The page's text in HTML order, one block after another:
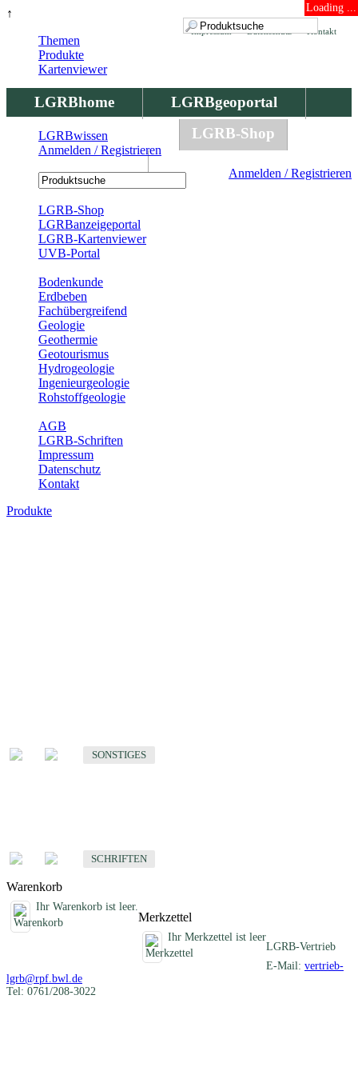
↑ Loading ...
Kontakt
Datenschutz
Impressum
LGRBhome
LGRBgeoportal
LGRBbohrungen
LGRB-Shop
Anmelden / Registrieren
Themen
Produkte
Kartenviewer
LGRBwissen
Anmelden / Registrieren
LGRB-Shop
LGRBanzeigeportal
LGRB-Kartenviewer
UVB-Portal
Bodenkunde
Erdbeben
Fachübergreifend
Geologie
Geothermie
Geotourismus
Hydrogeologie
Ingenieurgeologie
Rohstoffgeologie
AGB
LGRB-Schriften
Impressum
Datenschutz
Kontakt
Produkte
SONSTIGES
SCHRIFTEN
Warenkorb
Ihr Warenkorb ist leer.
Merkzettel
Ihr Merkzettel ist leer
LGRB-Vertrieb
E-Mail: vertrieb-
lgrb@rpf.bwl.de
Tel: 0761/208-3022